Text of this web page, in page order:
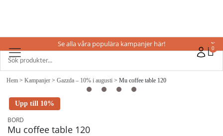
0
Se alla våra populära kampanjer här! X
Hem > Kampanjer > Gazzda – 10% i augusti > Mu coffee table 120
Upp till 10%
BORD
Mu coffee table 120